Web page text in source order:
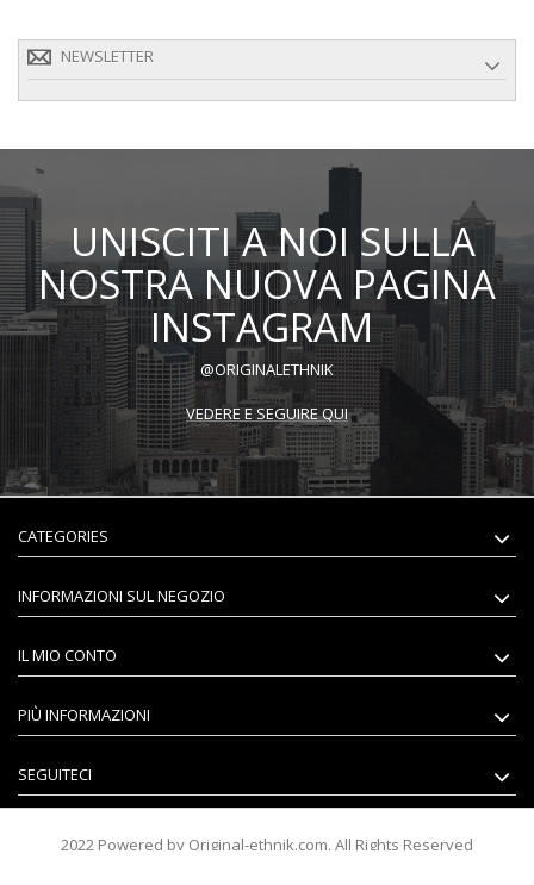
NEWSLETTER
UNISCITI A NOI SULLA
NOSTRA NUOVA PAGINA
INSTAGRAM
@ORIGINALETHNIK
VEDERE E SEGUIRE QUI
CATEGORIES
INFORMAZIONI SUL NEGOZIO
IL MIO CONTO
PIÙ INFORMAZIONI
SEGUITECI
2022 Powered by Original-ethnik.com. All Rights Reserved